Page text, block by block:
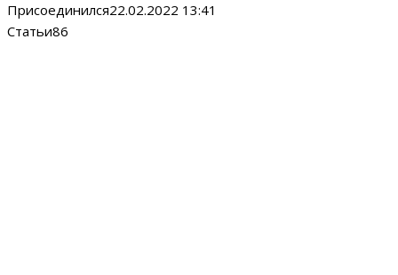
Присоединился22.02.2022 13:41
Статьи86